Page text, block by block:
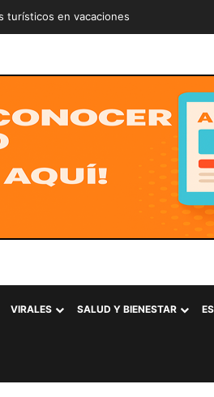
criminal «Ántrax» en Lourdes,
VIRALES SALUD Y BIENESTAR